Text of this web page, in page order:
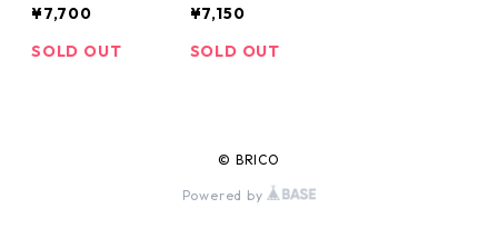
¥7,700
SOLD OUT
¥7,150
SOLD OUT
© BRICO
Powered by